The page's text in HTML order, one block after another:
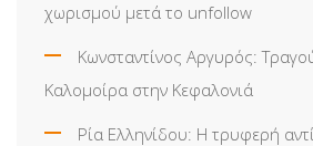
χωρισμού μετά το unfollow
Κωνσταντίνος Αργυρός:
Καλομοίρα στην Κεφαλονιά
Ρία Ελληνίδου: H τρυφερή